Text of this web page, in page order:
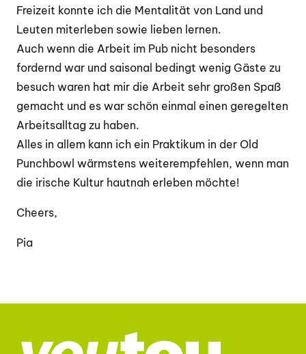
Freizeit konnte ich die Mentalität von Land und
Leuten miterleben sowie lieben lernen.
Auch wenn die Arbeit im Pub nicht besonders
fordernd war und saisonal bedingt wenig Gäste zu
besuch waren hat mir die Arbeit sehr großen Spaß
gemacht und es war schön einmal einen geregelten
Arbeitsalltag zu haben.
Alles in allem kann ich ein Praktikum in der Old
Punchbowl wärmstens weiterempfehlen, wenn man
die irische Kultur hautnah erleben möchte!
Cheers,
Pia